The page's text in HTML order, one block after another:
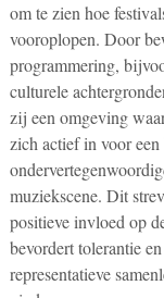
om te zien hoe
vooroplopen. Door
programmering,
culturele
zij een omgeving
zich actief in voor een
muziekscene. Dit
positieve invloed op
bevordert tolerantie
representatieve